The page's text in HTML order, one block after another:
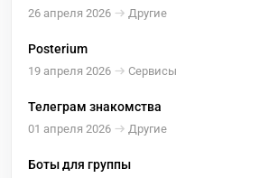
26 апреля 2026 Другие
Posterium
19 апреля 2026 Сервисы
Телеграм знакомства
01 апреля 2026 Другие
Боты для группы